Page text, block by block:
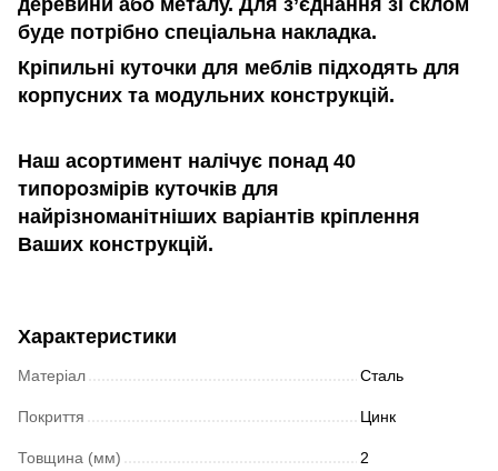
буде потрібно спеціальна накладка.
Кріпильні куточки для меблів підходять для
корпусних та модульних конструкцій.
Наш асортимент налічує понад 40
типорозмірів куточків для
найрізноманітніших варіантів кріплення
Ваших конструкцій.
Характеристики
Матеріал Сталь
Покриття Цинк
Товщина (мм) 2